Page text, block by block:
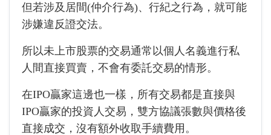
但若涉及居間(仲介行為)、行紀之行為，就可能
涉嫌違反證交法。
所以未上市股票的交易通常以個人名義進行私
人間直接買賣，不會有委託交易的情形。
在IPO贏家這邊也一樣，所有交易都是直接與
IPO贏家的投資人交易，雙方協議張數與價格後
直接成交，沒有額外收取手續費用。